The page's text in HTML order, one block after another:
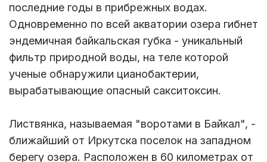
последние годы в прибрежных водах.
Одновременно по всей акватории озера гибнет
эндемичная байкальская губка - уникальный
фильтр природной воды, на теле которой
ученые обнаружили цианобактерии,
вырабатывающие опасный сакситоксин.
Листвянка, называемая "воротами в Байкал", -
ближайший от Иркутска поселок на западном
берегу озера. Расположен в 60 километрах от